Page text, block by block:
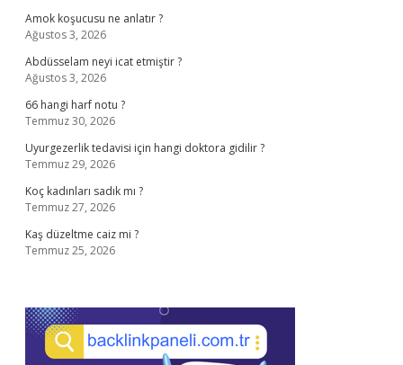
Amok koşucusu ne anlatır ?
Ağustos 3, 2026
Abdüsselam neyi icat etmiştir ?
Ağustos 3, 2026
66 hangi harf notu ?
Temmuz 30, 2026
Uyurgezerlik tedavisi için hangi doktora gidilir ?
Temmuz 29, 2026
Koç kadınları sadık mı ?
Temmuz 27, 2026
Kaş düzeltme caiz mi ?
Temmuz 25, 2026